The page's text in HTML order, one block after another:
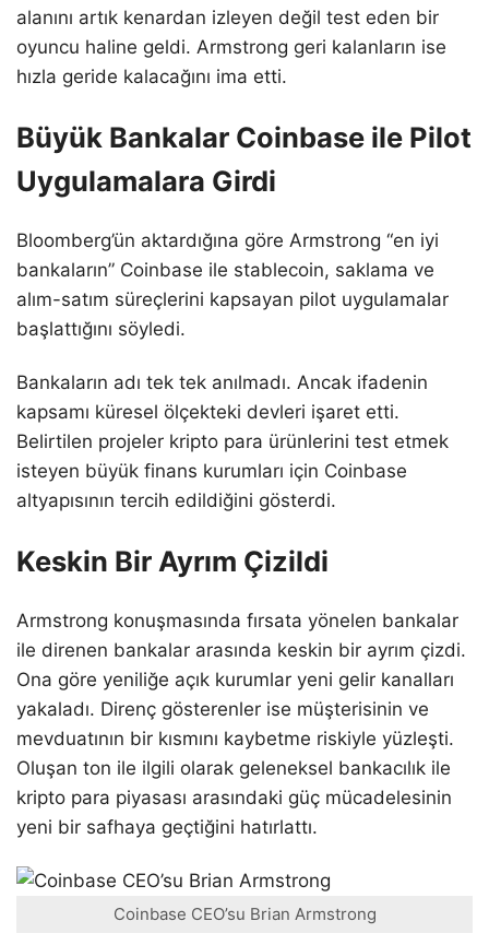
alanını artık kenardan izleyen değil test eden bir
oyuncu haline geldi. Armstrong geri kalanların ise
hızla geride kalacağını ima etti.
Büyük Bankalar Coinbase ile Pilot
Uygulamalara Girdi
Bloomberg’ün aktardığına göre Armstrong “en iyi
bankaların” Coinbase ile stablecoin, saklama ve
alım-satım süreçlerini kapsayan pilot uygulamalar
başlattığını söyledi.
Bankaların adı tek tek anılmadı. Ancak ifadenin
kapsamı küresel ölçekteki devleri işaret etti.
Belirtilen projeler kripto para ürünlerini test etmek
isteyen büyük finans kurumları için Coinbase
altyapısının tercih edildiğini gösterdi.
Keskin Bir Ayrım Çizildi
Armstrong konuşmasında fırsata yönelen bankalar
ile direnen bankalar arasında keskin bir ayrım çizdi.
Ona göre yeniliğe açık kurumlar yeni gelir kanalları
yakaladı. Direnç gösterenler ise müşterisinin ve
mevduatının bir kısmını kaybetme riskiyle yüzleşti.
Oluşan ton ile ilgili olarak geleneksel bankacılık ile
kripto para piyasası arasındaki güç mücadelesinin
yeni bir safhaya geçtiğini hatırlattı.
Coinbase CEO’su Brian Armstrong